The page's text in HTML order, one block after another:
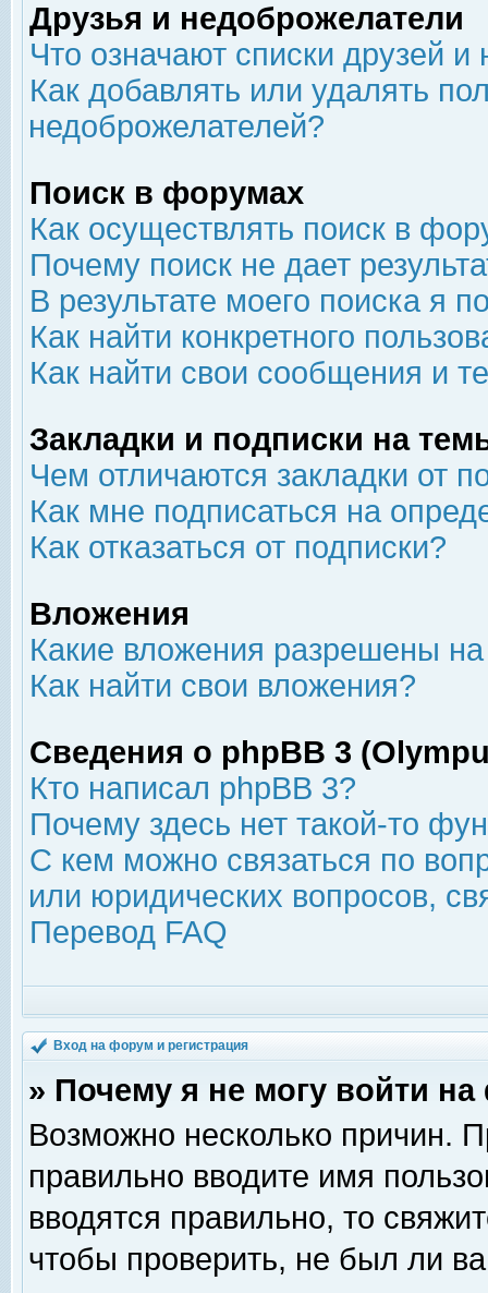
Друзья и недоброжелатели
Что означают списки друзей
Как добавлять или удалять
недоброжелателей?
Поиск в форумах
Как осуществлять поиск в
Почему поиск не дает
В результате моего поиска я
Как найти конкретного
Как найти свои сообщения и
Закладки и подписки на
Чем отличаются закладки от
Как мне подписаться на
Как отказаться от подписки?
Вложения
Какие вложения разрешены
Как найти свои вложения?
Сведения о phpBB 3
Кто написал phpBB 3?
Почему здесь нет такой-то
С кем можно связаться по
или юридических вопросов,
Перевод FAQ
Вход на форум и регистрация
» Почему я не могу войти
Возможно несколько причин.
правильно вводите имя
вводятся правильно, то
чтобы проверить, не был ли